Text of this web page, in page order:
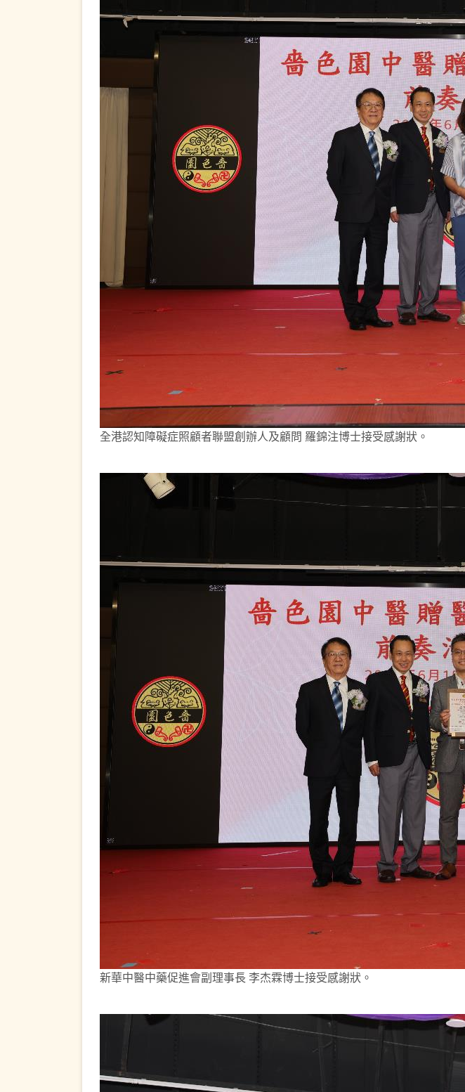
全港認知障礙症照顧者聯盟創辦人及顧問 羅錦注博士接受感謝狀。
新華中醫中藥促進會副理事長 李杰霖博士接受感謝狀。